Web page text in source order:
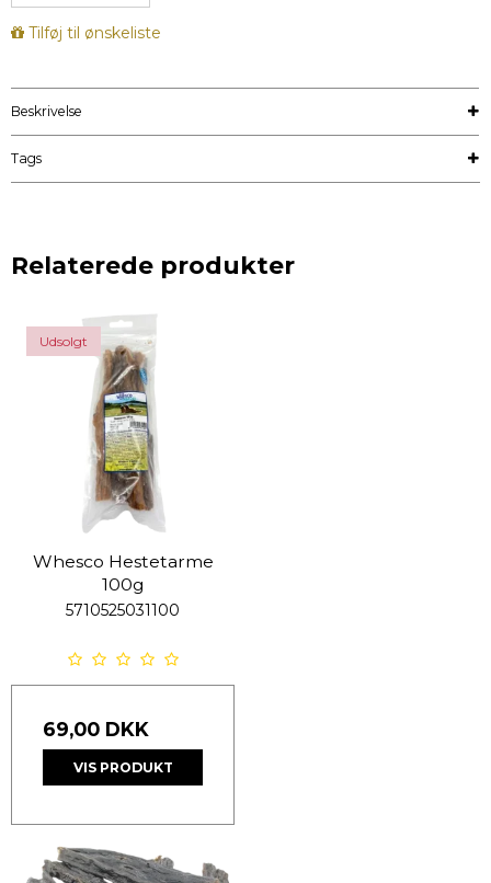
Tilføj til ønskeliste
Beskrivelse
Tags
Relaterede produkter
Udsolgt
Whesco Hestetarme
100g
5710525031100
69,00 DKK
VIS PRODUKT